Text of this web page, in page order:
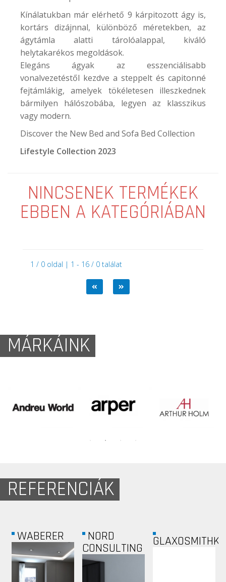
Kínálatukban már elérhető 9 kárpitozott ágy is,
kortárs dizájnnal, különböző méretekben, az
ágytámla alatti tárolóalappal, kiváló
helytakarékos megoldások.
Elegáns ágyak az esszenciálisabb
vonalvezetéstől kezdve a steppelt és capitonné
fejtámlákig, amelyek tökéletesen illeszkednek
bármilyen hálószobába, legyen az klasszikus
vagy modern.
Discover the New Bed and Sofa Bed Collection
Lifestyle Collection 2023
NINCSENEK TERMÉKEK
EBBEN A KATEGÓRIÁBAN
1 / 0 oldal | 1 - 16 / 0 találat
MÁRKÁINK
REFERENCIÁK
WABERER
NORD
CONSULTING